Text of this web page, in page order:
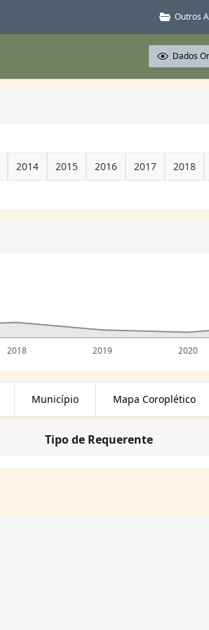
Outros
Dados
2014 2015 2016 2017 2018
2018 2019 2020
Município Mapa Coroplético
Tipo de Requerente